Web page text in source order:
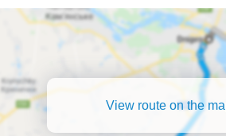
View route on the